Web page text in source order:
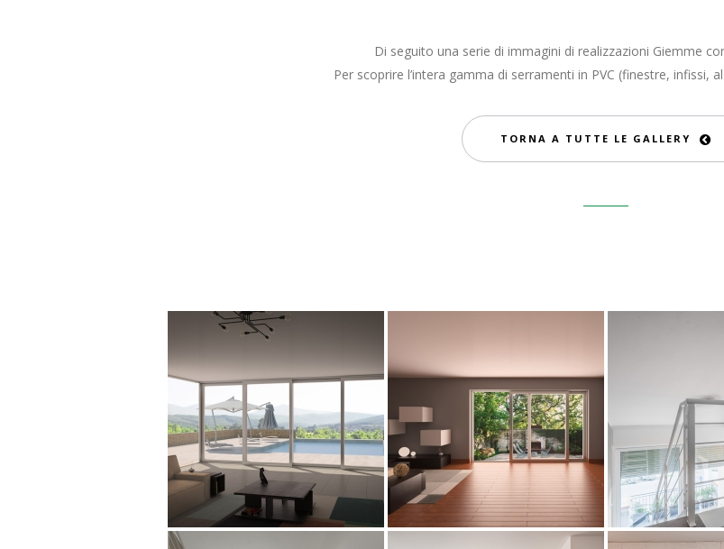
Di seguito una serie di immagini di realizzazioni Giemme
Per scoprire l’intera gamma di serramenti in PVC (finestre, infissi,
TORNA A TUTTE LE GALLERY